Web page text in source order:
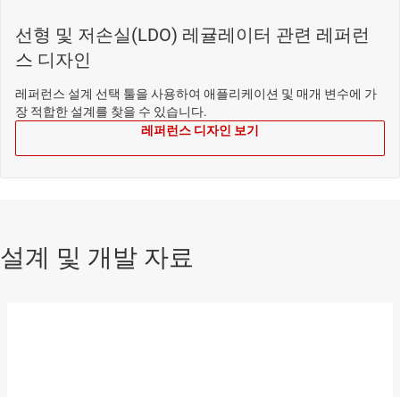
선형 및 저손실(LDO) 레귤레이터 관련 레퍼런
스 디자인
레퍼런스 설계 선택 툴을 사용하여 애플리케이션 및 매개 변수에 가
장 적합한 설계를 찾을 수 있습니다.
레퍼런스 디자인 보기
설계 및 개발 자료